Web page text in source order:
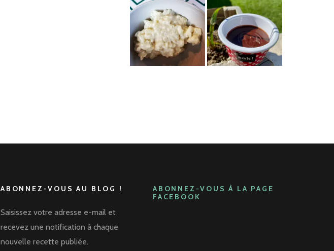
ABONNEZ-VOUS AU BLOG !
Saisissez votre adresse e-mail et
recevez une notification à chaque
nouvelle recette publiée.
ABONNEZ-VOUS À LA PAGE
FACEBOOK